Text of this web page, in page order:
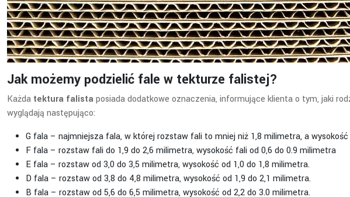
Jak możemy podzielić fale w tekturze falistej?
Każda tektura falistaposiada dodatkowe oznaczenia, informujące klienta o tym, jaki
wyglądają następująco:
G fala – najmniejsza fala, w której rozstaw fali to mniej niż 1,8 milimetra, a
F fala – rozstaw fali do 1,9 do 2,6 milimetra, wysokość fali od 0,6 do 0.9 milimetra
E fala – rozstaw od 3,0 do 3,5 milimetra, wysokość od 1,0 do 1,8 milimetra.
D fala – rozstaw od 3,8 do 4,8 milimetra, wysokość od 1,9 do 2,1 milimetra.
B fala – rozstaw od 5,6 do 6,5 milimetra, wysokość od 2,2 do 3.0 milimetra.